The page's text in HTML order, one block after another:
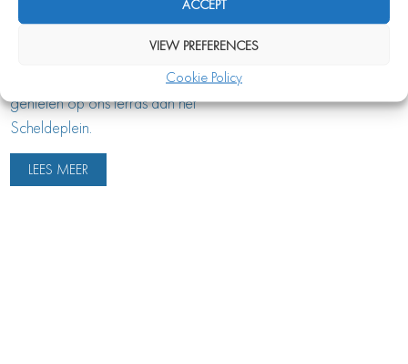
ACCEPT
VIEW PREFERENCES
Cookie Policy
uitstraling. Ons bedieningsteam
is professioneel met een
zomermaanden kunt u buiten
genieten op ons terras aan het
Scheldeplein.
LEES MEER